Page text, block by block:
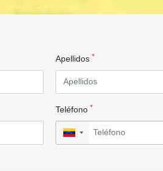
Apellidos *
Teléfono *
▼